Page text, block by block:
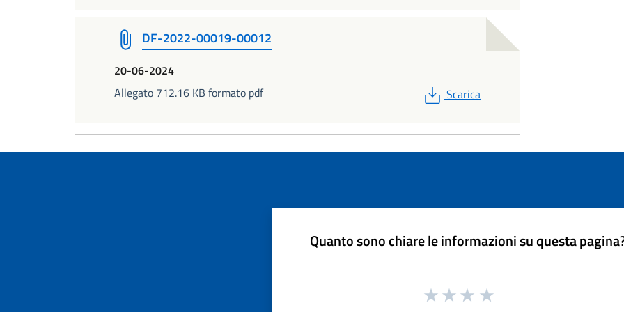
DF-2022-00019-00012
20-06-2024
Allegato 712.16 KB formato pdf
PDF
Scarica
Quanto sono chiare le informazioni su questa